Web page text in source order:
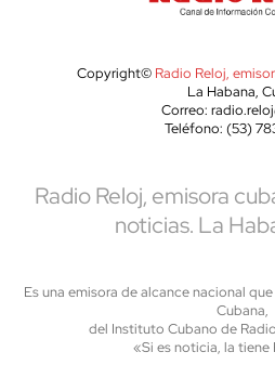
Copyright© Radio Reloj,
La Habana,
Correo:
Teléfono: (53)
Radio Reloj, emisora
noticias. La
Es una emisora de alcance nacional
Cubana,
del Instituto Cubano de
«Si es noticia, la tiene